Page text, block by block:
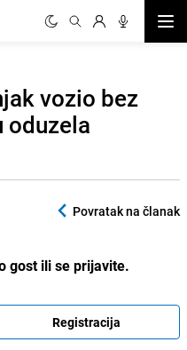
vozio bez
oduzela
Povratak na članak
gost ili se prijavite.
Registracija